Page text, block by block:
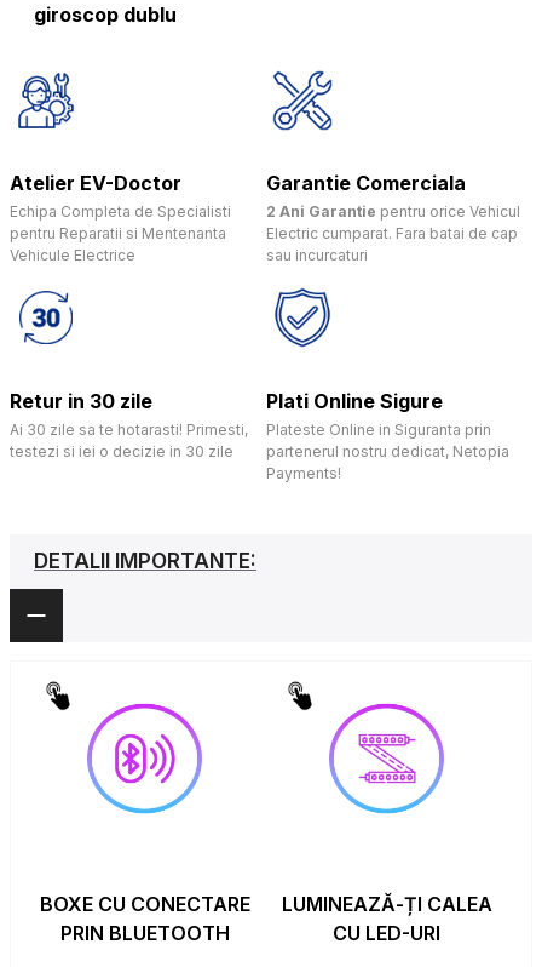
giroscop dublu
Atelier EV-Doctor
Echipa Completa de Specialisti
pentru Reparatii si Mentenanta
Vehicule Electrice
Garantie Comerciala
2 Ani Garantie pentru orice Vehicul
Electric cumparat. Fara batai de cap
sau incurcaturi
Retur in 30 zile
Ai 30 zile sa te hotarasti! Primesti,
testezi si iei o decizie in 30 zile
Plati Online Sigure
Plateste Online in Siguranta prin
partenerul nostru dedicat, Netopia
Payments!
DETALII IMPORTANTE:
BOXE CU CONECTARE
PRIN BLUETOOTH
LUMINEAZĂ-ȚI CALEA
CU LED-URI